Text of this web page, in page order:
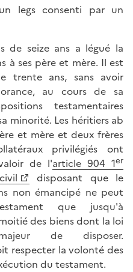
legs consenti par un
de seize ans a légué la
à ses père et mère. Il est
trente ans, sans avoir
au cours de sa
testamentaires
minorité. Les héritiers ab
et mère et deux frères
privilégiés ont
de l'article 904 1er
disposant que le
non émancipé ne peut
que jusqu'à
des biens dont la loi
de disposer.
respecter la volonté des
du testament.